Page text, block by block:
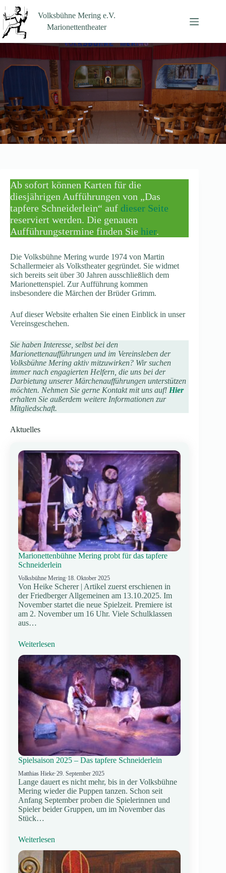
Inhalt
springen
Volksbühne Mering e.V.
Marionettentheater
Ab sofort können Karten für die
diesjährigen Aufführungen von „Das
tapfere Schneiderlein“ auf dieser Seite
reserviert werden. Die genauen
Aufführungstermine finden Sie hier.
Die Volksbühne Mering wurde 1974 von Martin
Schallermeier als Volkstheater gegründet. Sie widmet
sich bereits seit über 30 Jahren ausschließlich dem
Marionettenspiel. Zur Aufführung kommen
insbesondere die Märchen der Brüder Grimm.
Auf dieser Website erhalten Sie einen Einblick in unser
Vereinsgeschehen.
Sie haben Interesse, selbst bei den
Marionettenaufführungen und im Vereinsleben der
Volksbühne Mering aktiv mitzuwirken? Wir suchen
immer nach engagierten Helfern, die uns bei der
Darbietung unserer Märchenaufführungen unterstützen
möchten. Nehmen Sie gerne Kontakt mit uns auf! Hier
erhalten Sie außerdem weitere Informationen zur
Mitgliedschaft.
Aktuelles
Marionettenbühne Mering probt für das tapfere
Schneiderlein
Volksbühne Mering·18. Oktober 2025
Von Heike Scherer | Artikel zuerst erschienen in
der Friedberger Allgemeinen am 13.10.2025. Im
November startet die neue Spielzeit. Premiere ist
am 2. November um 16 Uhr. Viele Schulklassen
aus…
Weiterlesen
Spielsaison 2025 – Das tapfere Schneiderlein
Matthias Hieke·29. September 2025
Lange dauert es nicht mehr, bis in der Volksbühne
Mering wieder die Puppen tanzen. Schon seit
Anfang September proben die Spielerinnen und
Spieler beider Gruppen, um im November das
Stück…
Weiterlesen